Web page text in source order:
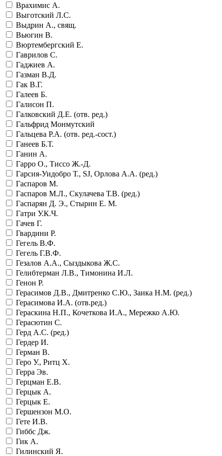
Врахимис А.
Выготский Л.С.
Выдрин А., свящ.
Вьюгин В.
Вюртембергский Е.
Гаврилов С.
Гаджиев А.
Газман В.Д.
Гак В.Г.
Галеев Б.
Галисон П.
Галковский Д.Е. (отв. ред.)
Гальфрид Монмутский
Гальцева Р.А. (отв. ред.-сост.)
Ганеев Б.Т.
Ганин А.
Гарро О., Тиссо Ж.-Д.
Гарсия-Уидобро Т., SJ, Орлова А.А. (ред.)
Гаспаров М.
Гаспаров М.Л., Скулачева Т.В. (ред.)
Гаспарян Д. Э., Стырин Е. М.
Гатри У.К.Ч.
Гачев Г.
Гвардини Р.
Гегель В.Ф.
Гегель Г.В.Ф.
Гезалов А.А., Сыздыкова Ж.С.
Гелибтерман Л.В., Тимонина И.Л.
Генон Р.
Герасимов Д.В., Дмитренко С.Ю., Заика Н.М. (ред.)
Герасимова И.А. (отв.ред.)
Гераскина Н.П., Кочеткова И.А., Мережко А.Ю.
Герасютин С.
Герд А.С. (ред.)
Гердер И.
Герман В.
Геро У., Ритц Х.
Герра Эв.
Герцман Е.В.
Герцык А.
Герцык Е.
Гершензон М.О.
Гете И.В.
Гиббс Дж.
Гик А.
Гилинский Я.